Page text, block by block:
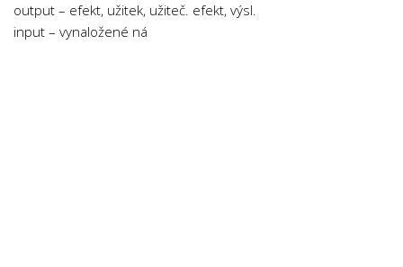
output – efekt, užitek, užiteč. efekt, výsl.
input – vynaložené ná